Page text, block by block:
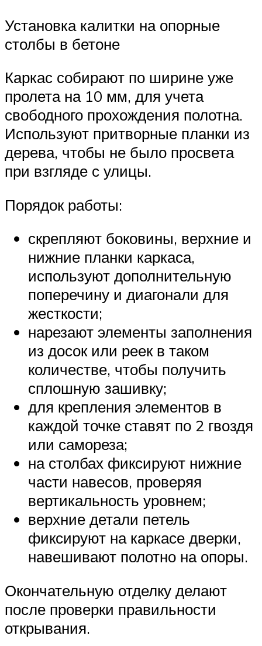
Установка калитки на опорные
столбы в бетоне
Каркас собирают по ширине уже
пролета на 10 мм, для учета
свободного прохождения полотна.
Используют притворные планки из
дерева, чтобы не было просвета
при взгляде с улицы.
Порядок работы:
скрепляют боковины, верхние и
нижние планки каркаса,
используют дополнительную
поперечину и диагонали для
жесткости;
нарезают элементы заполнения
из досок или реек в таком
количестве, чтобы получить
сплошную зашивку;
для крепления элементов в
каждой точке ставят по 2 гвоздя
или самореза;
на столбах фиксируют нижние
части навесов, проверяя
вертикальность уровнем;
верхние детали петель
фиксируют на каркасе дверки,
навешивают полотно на опоры.
Окончательную отделку делают
после проверки правильности
открывания.